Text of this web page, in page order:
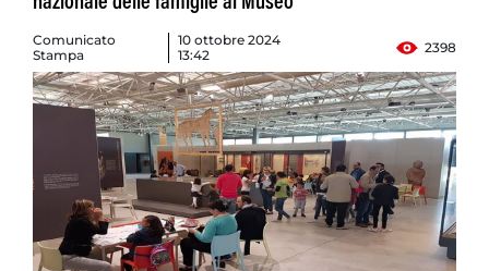
Comunicato
Stampa
10 ottobre 2024
13:42
2398